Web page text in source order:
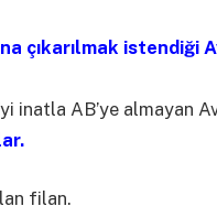
çıkarılmak istendiği
inatla AB’ye almayan
filan.